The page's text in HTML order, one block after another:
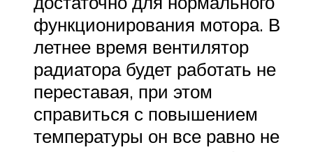
функционирования мотора. В
летнее время вентилятор
радиатора будет работать не
переставая, при этом
справиться с повышением
температуры он все равно не